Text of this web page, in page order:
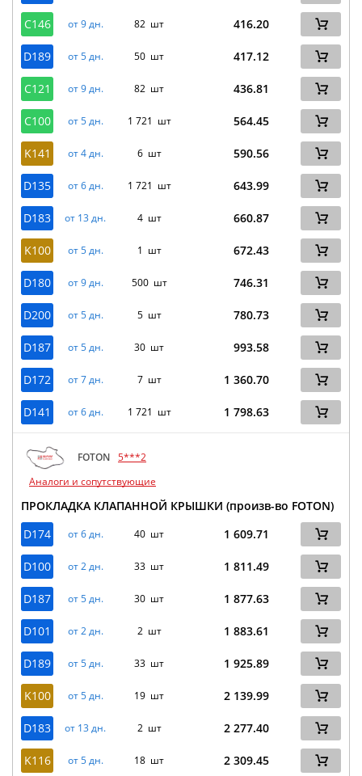
C146 от 9 дн. 82 шт 416.20
D189 от 5 дн. 50 шт 417.12
C121 от 9 дн. 82 шт 436.81
C100 от 5 дн. 1 721 шт 564.45
K141 от 4 дн. 6 шт 590.56
D135 от 6 дн. 1 721 шт 643.99
D183 от 13 дн. 4 шт 660.87
K100 от 5 дн. 1 шт 672.43
D180 от 9 дн. 500 шт 746.31
D200 от 5 дн. 5 шт 780.73
D187 от 5 дн. 30 шт 993.58
D172 от 7 дн. 7 шт 1 360.70
D141 от 6 дн. 1 721 шт 1 798.63
FOTON 5***2
Аналоги и сопутствующие
ПРОКЛАДКА КЛАПАННОЙ КРЫШКИ (произв-во FOTON)
D174
от 6 дн. 40 шт 1 609.71
D100 от 2 дн. 33 шт 1 811.49
D187 от 5 дн. 30 шт 1 877.63
D101 от 2 дн. 2 шт 1 883.61
D189 от 5 дн. 33 шт 1 925.89
K100 от 5 дн. 19 шт 2 139.99
D183 от 13 дн. 2 шт 2 277.40
K116 от 5 дн. 18 шт 2 309.45